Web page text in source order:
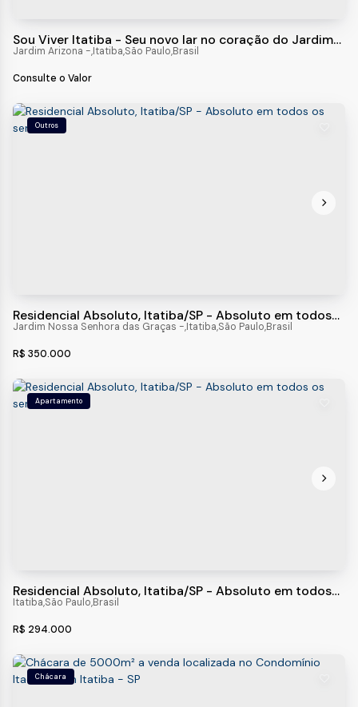
Sou Viver Itatiba - Seu novo lar no coração do Jardim
Arizona
Consulte o Valor
Jardim Arizona ,Itatiba,São Paulo,Brasil
Outros
Residencial Absoluto, Itatiba/SP - Absoluto em todos
os sentidos!
R$ 350.000
Jardim Nossa Senhora das Graças ,Itatiba,São Paulo,Brasil
Apartamento
Residencial Absoluto, Itatiba/SP - Absoluto em todos
os sentidos!
R$ 294.000
Itatiba,São Paulo,Brasil
Chácara